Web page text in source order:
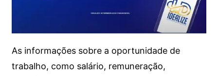
As informações sobre a oportunidade de
trabalho, como salário, remuneração,